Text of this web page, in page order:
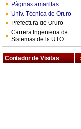
Páginas amarillas
Univ. Técnica de Oruro
Prefectura de Oruro
Carrera Ingenieria de
Sistemas de la UTO
Contador de Visitas